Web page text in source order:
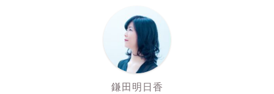
鎌田明日香